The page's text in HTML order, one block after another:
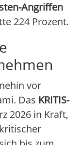
Angriffen
224 Prozent.
vor
Das KRITIS-
2026 in Kraft,